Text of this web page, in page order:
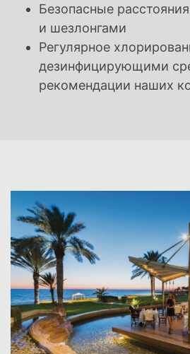
Безопасные
и шезлонгами
Регулярное
дезинфицирующими
рекомендации наших